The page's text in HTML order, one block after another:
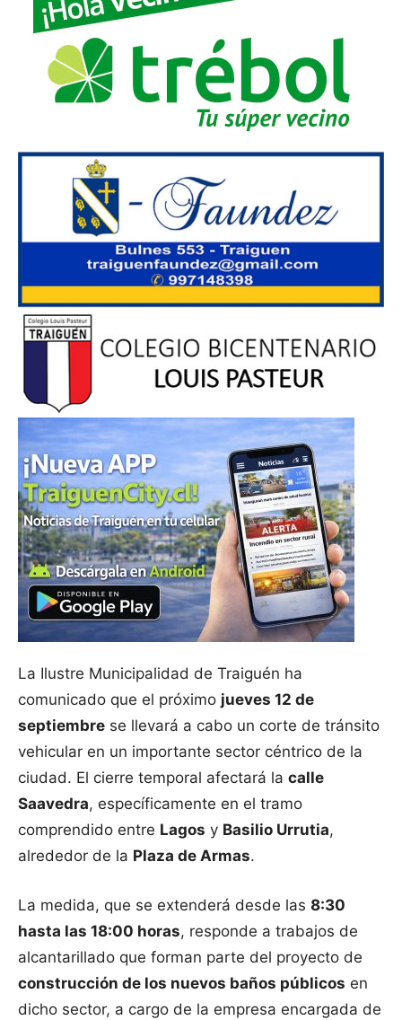
La Ilustre Municipalidad de Traiguén ha
comunicado que el próximo jueves 12 de
septiembre se llevará a cabo un corte de tránsito
vehicular en un importante sector céntrico de la
ciudad. El cierre temporal afectará la calle
Saavedra, específicamente en el tramo
comprendido entre Lagos y Basilio Urrutia,
alrededor de la Plaza de Armas.
La medida, que se extenderá desde las 8:30
hasta las 18:00 horas, responde a trabajos de
alcantarillado que forman parte del proyecto de
construcción de los nuevos baños públicos en
dicho sector, a cargo de la empresa encargada de